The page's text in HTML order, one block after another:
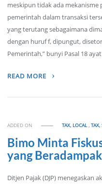
meskipun tidak ada
pemerintah dalam transaksi
yang terutang sebagaimana
dengan huruf f, dipungut,
Pemerintah,” bunyi Pasal 18
READ MORE
ADDED ON TAX, LOCAL,TAX,
Bimo Minta
yang
Ditjen Pajak (DJP) menegaskan